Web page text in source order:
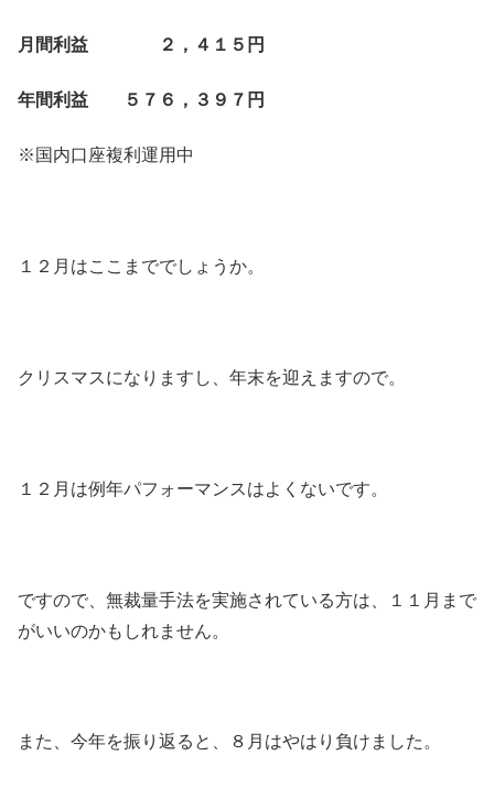
月間利益 ２，４１５円
年間利益 ５７６，３９７円
※国内口座複利運用中
１２月はここまででしょうか。
クリスマスになりますし、年末を迎えますので。
１２月は例年パフォーマンスはよくないです。
ですので、無裁量手法を実施されている方は、１１月まで
がいいのかもしれません。
また、今年を振り返ると、８月はやはり負けました。